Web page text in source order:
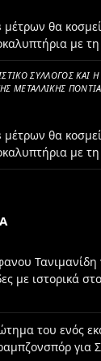
θα
με
ΣΎΛΛΟΓΟΣ ΚΑΙ
ΜΕΤΑΛΛΙΚΉΣ
θα
με
Τανιμανίδη
με ιστορικά
του ενός
για